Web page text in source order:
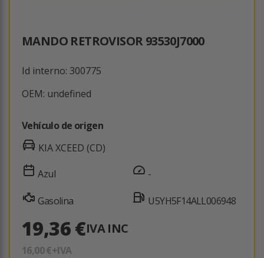
MANDO RETROVISOR 93530J7000
Id interno: 300775
OEM: undefined
Vehículo de origen
KIA XCEED (CD)
Azul
Gasolina
-
U5YH5F14ALL006948
19,36 €IVA INC
16,00 €+IVA